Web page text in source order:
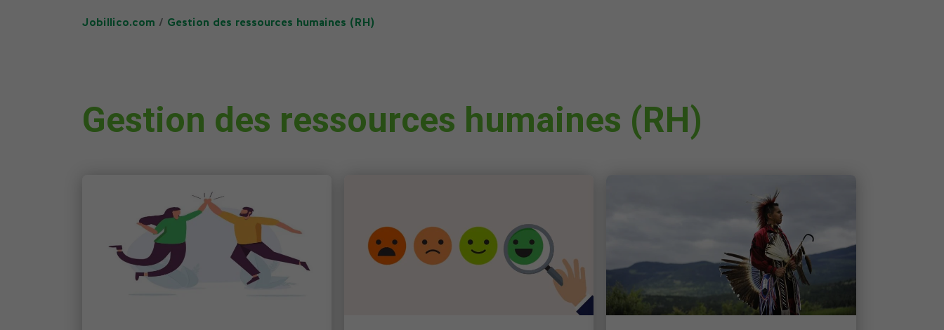
Jobillico.com / Gestion des ressources humaines (RH)
Gestion des ressources humaines (RH)